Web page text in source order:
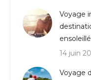
Voyage
14 juin
Voyage